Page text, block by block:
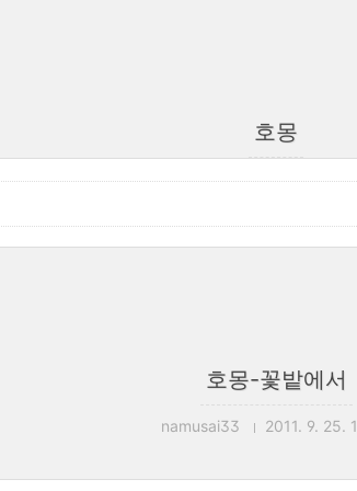
호몽
호몽-꽃밭에서
namusai33 2011. 9. 25.